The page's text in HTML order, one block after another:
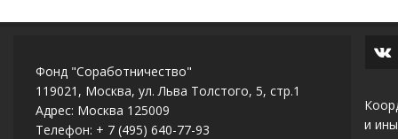
Фонд "Соработничество"
119021, Москва, ул. Льва Толстого, 5, стр.1
Адрес: Москва 125009
Телефон: + 7 (495) 640-77-93
и